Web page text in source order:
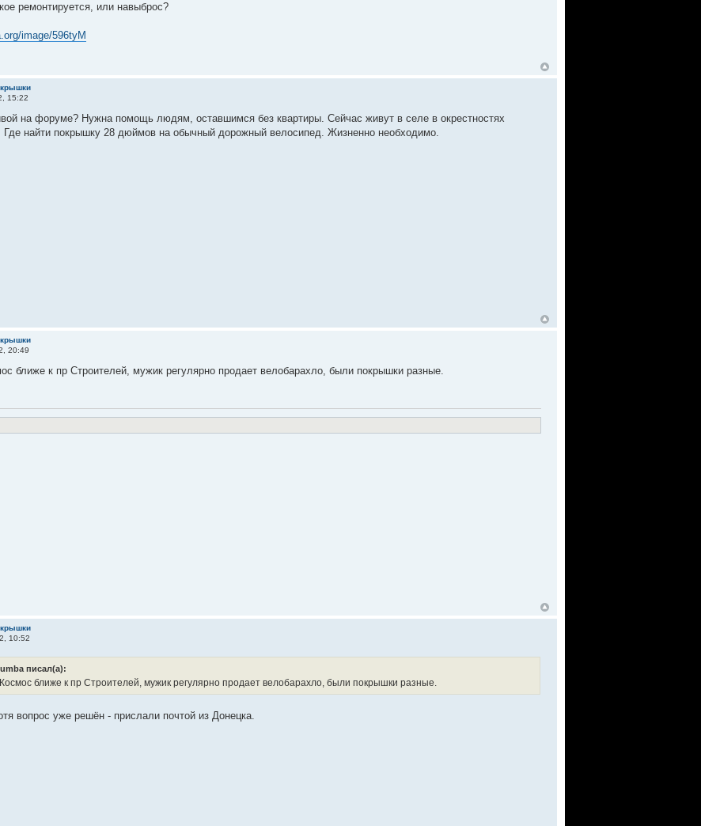
ремонтируется, или навыброс?
image/596tyM
15:22
на форуме? Нужна помощь людям, оставшимся без квартиры. Сейчас живут в селе в окрестностях
Где найти покрышку 28 дюймов на обычный дорожный велосипед. Жизненно необходимо.
20:49
ближе к пр Строителей, мужик регулярно продает велобарахло, были покрышки разные.
10:52
писал(а):
ближе к пр Строителей, мужик регулярно продает велобарахло, были покрышки разные.
вопрос уже решён - прислали почтой из Донецка.